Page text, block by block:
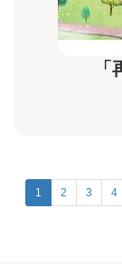
1 2 3 4